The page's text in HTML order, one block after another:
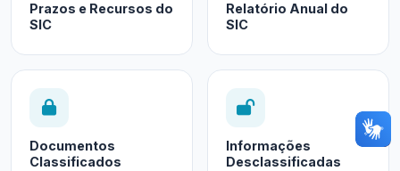
Prazos e Recursos do
SIC
Relatório Anual do
SIC
Documentos
Classificados
Informações
Desclassificadas